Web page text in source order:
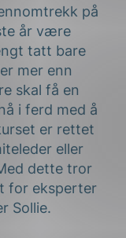
på
år være
tatt bare
mer enn
skal få en
i ferd med å
er rettet
eller
dette tror
for eksperter
Sollie.